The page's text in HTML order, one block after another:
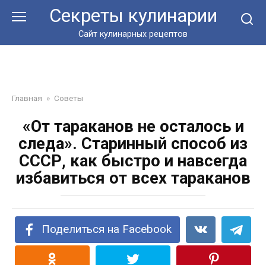
Секреты кулинарии
Сайт кулинарных рецептов
Главная » Советы
«От тараканов не осталось и
следа». Старинный способ из
СССР, как быстро и навсегда
избавиться от всех тараканов
Поделиться на Facebook